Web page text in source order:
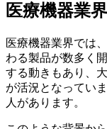
医療機器業
医療機器業界では
わる製品が数多く
する動きもあり、
が活況となってい
人があります。